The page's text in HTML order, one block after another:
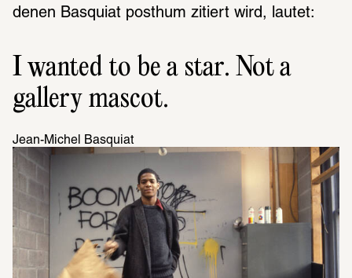
denen Basquiat posthum zitiert wird, lautet:
I wanted to be a star. Not a
gallery mascot.
Jean-Michel Basquiat